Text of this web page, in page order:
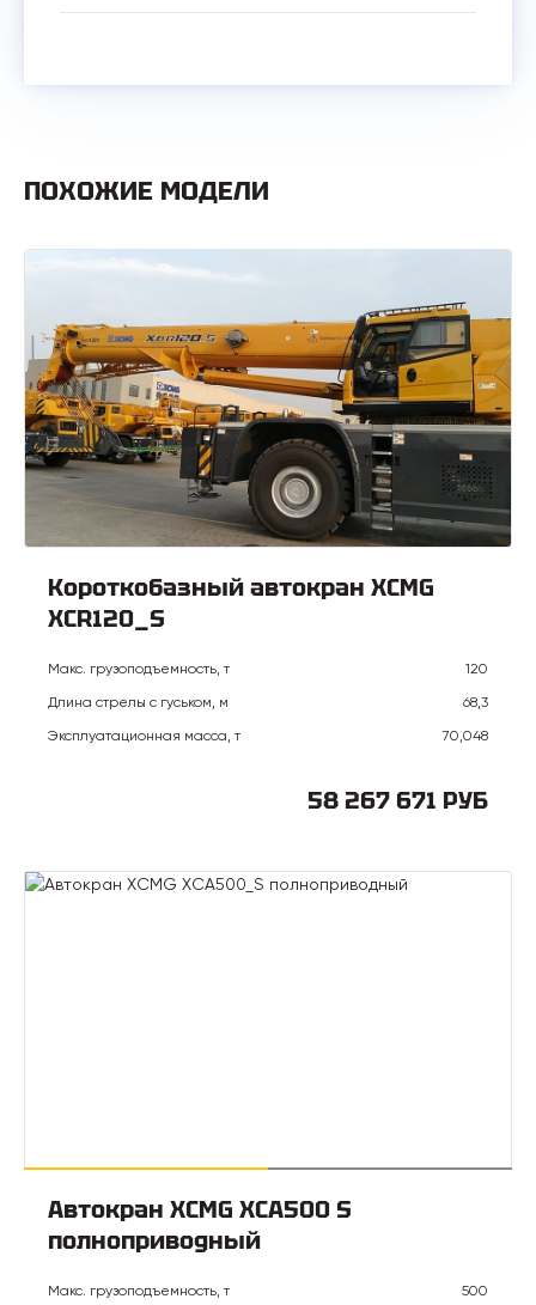
ПОХОЖИЕ МОДЕЛИ
Короткобазный автокран XCMG
XCR120_S
Макс. грузоподъемность, т
120
Длина стрелы с гуськом, м
68,3
Эксплуатационная масса, т
70,048
58 267 671 РУБ
Автокран XCMG XCA500 S
полноприводный
Макс. грузоподъемность, т 500